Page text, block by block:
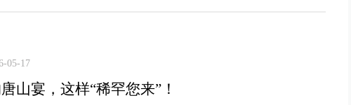
05-17
山宴，这样“稀罕您来”！